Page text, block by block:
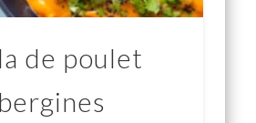
de poulet